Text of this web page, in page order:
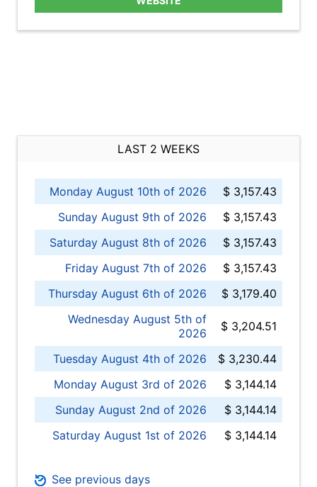
LAST 2 WEEKS
Monday August 10th of 2026
$ 3,157.43
Sunday August 9th of 2026
$ 3,157.43
Saturday August 8th of 2026
$ 3,157.43
Friday August 7th of 2026
$ 3,157.43
Thursday August 6th of 2026
$ 3,179.40
Wednesday August 5th of
2026
$ 3,204.51
Tuesday August 4th of 2026
$ 3,230.44
Monday August 3rd of 2026
$ 3,144.14
Sunday August 2nd of 2026
$ 3,144.14
Saturday August 1st of 2026
$ 3,144.14
See previous days